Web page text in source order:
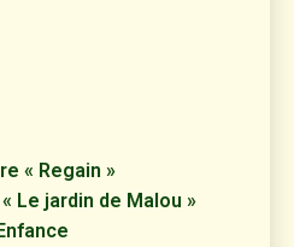
« Regain »
Le jardin de Malou »